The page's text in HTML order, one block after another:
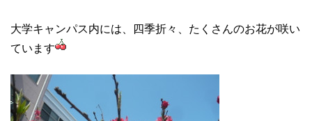
大学キャンパス内には、四季折々、たくさんのお花が咲い
ています